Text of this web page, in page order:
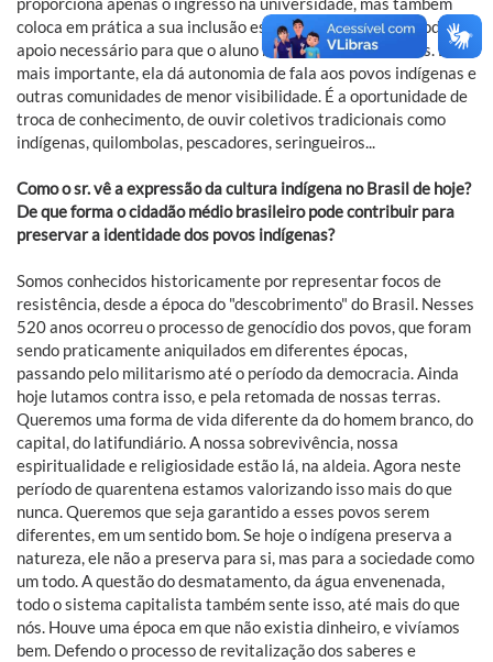
coloca em prática a sua inclusão estando lá, fornecendo todo o
apoio necessário para que o aluno mantenha seus estudos. E o
mais importante, ela dá autonomia de fala aos povos indígenas e
outras comunidades de menor visibilidade. É a oportunidade de
troca de conhecimento, de ouvir coletivos tradicionais como
indígenas, quilombolas, pescadores, seringueiros...
Como o sr. vê a expressão da cultura indígena no Brasil de hoje?
De que forma o cidadão médio brasileiro pode contribuir para
preservar a identidade dos povos indígenas?
Somos conhecidos historicamente por representar focos de
resistência, desde a época do "descobrimento" do Brasil. Nesses
520 anos ocorreu o processo de genocídio dos povos, que foram
sendo praticamente aniquilados em diferentes épocas,
passando pelo militarismo até o período da democracia. Ainda
hoje lutamos contra isso, e pela retomada de nossas terras.
Queremos uma forma de vida diferente da do homem branco, do
capital, do latifundiário. A nossa sobrevivência, nossa
espiritualidade e religiosidade estão lá, na aldeia. Agora neste
período de quarentena estamos valorizando isso mais do que
nunca. Queremos que seja garantido a esses povos serem
diferentes, em um sentido bom. Se hoje o indígena preserva a
natureza, ele não a preserva para si, mas para a sociedade como
um todo. A questão do desmatamento, da água envenenada,
todo o sistema capitalista também sente isso, até mais do que
nós. Houve uma época em que não existia dinheiro, e vivíamos
bem. Defendo o processo de revitalização dos saberes e